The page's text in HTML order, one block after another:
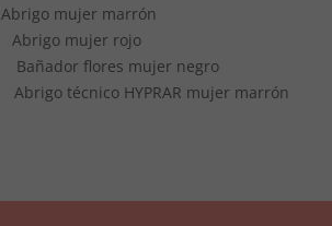
Abrigo mujer marrón
Abrigo mujer rojo
Bañador flores mujer negro
Abrigo técnico HYPRAR mujer marrón